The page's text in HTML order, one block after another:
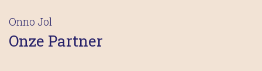
Onno Jol
Onze Partner